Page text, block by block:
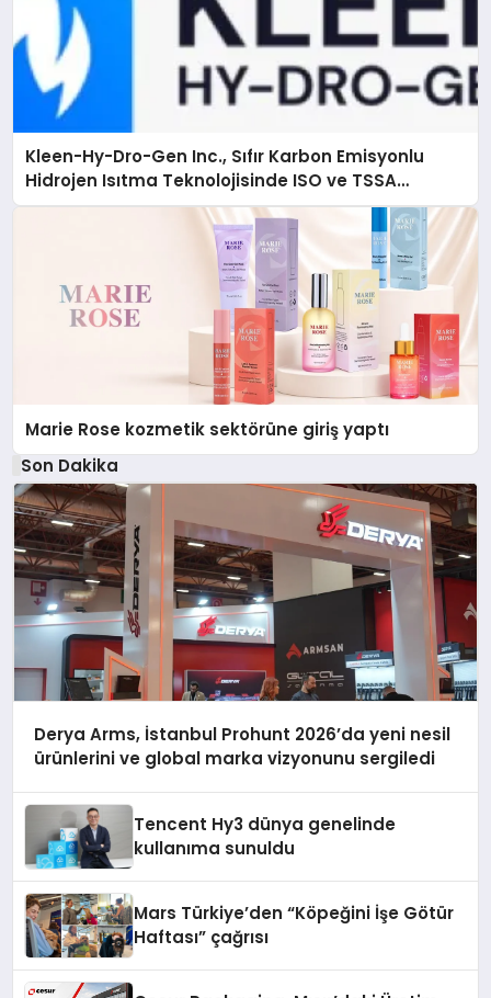
Kleen-Hy-Dro-Gen Inc., Sıfır Karbon Emisyonlu
Hidrojen Isıtma Teknolojisinde ISO ve TSSA
Düzenleyici Onaylarını Aldı
Marie Rose kozmetik sektörüne giriş yaptı
Son Dakika
Derya Arms, İstanbul Prohunt 2026’da yeni nesil
ürünlerini ve global marka vizyonunu sergiledi
Tencent Hy3 dünya genelinde
kullanıma sunuldu
Mars Türkiye’den “Köpeğini İşe Götür
Haftası” çağrısı